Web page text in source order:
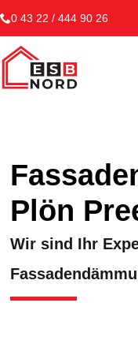
0 43 22 / 444 90 26
Plön
Wir sind Ihr